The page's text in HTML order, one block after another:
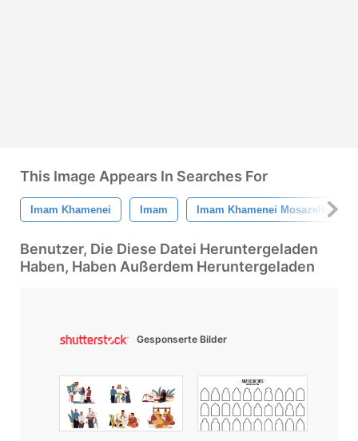
This Image Appears In Searches For
Imam Khamenei Imam Imam Khamenei Mosazelloh
Benutzer, Die Diese Datei Heruntergeladen
Haben, Haben Außerdem Heruntergeladen
Gesponserte Bilder